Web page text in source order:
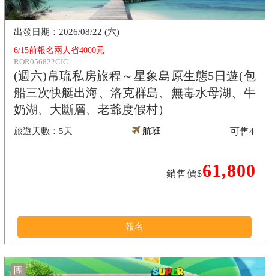
6/15前報名兩人省4000元
ROR056822CIC
(週六)帛琉私房旅程～星象島原生態5日遊(包
船三次快艇出海、洛克群島、無毒水母湖、牛
奶湖、大斷層、老爺度假村）
5天
2026/08/22 (六)
航班
銷售價$61,800
可售4
報名
團